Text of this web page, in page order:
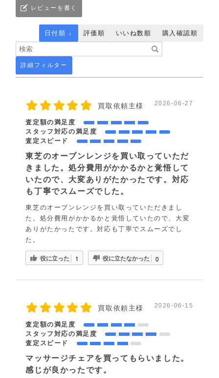
レビューを書く
詳細フィルター
日付順 ↓ 評価順 いいね数順 購入確認順
買取依頼主様 2026-06-27
査定額の満足度
スタッフ対応の満足度
査定スピード
東芝のオーブンレンジを買い取っていただ
きました。処分費用がかかるかと覚悟して
いたので、大変ありがたかったです。対応
も丁寧でスムーズでした。
東芝のオーブンレンジを買い取っていただきまし
た。処分費用がかかるかと覚悟していたので、大変
ありがたかったです。対応も丁寧でスムーズでし
た。
役に立った 1 役に立たなかった 0
買取依頼主様 2026-06-15
査定額の満足度
スタッフ対応の満足度
査定スピード
マッサージチェアを買ってもらいました。
感じが良かったです。